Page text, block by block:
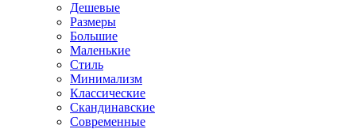
Дешевые
Размеры
Большие
Маленькие
Стиль
Минимализм
Классические
Скандинавские
Современные